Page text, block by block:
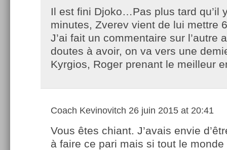
Il est fini Djoko…Pas plus tard qu’il
minutes, Zverev vient de lui mettre
J’ai fait un commentaire sur l’autre
doutes à avoir, on va vers une
Kyrgios, Roger prenant le meilleur
Coach Kevinovitch 26 juin 2015 at 20:41
Vous êtes chiant. J’avais envie
à faire ce pari mais si tout le monde